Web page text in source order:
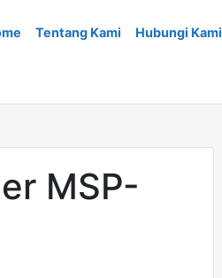
Tentang Kami Hubungi Kami
MSP-